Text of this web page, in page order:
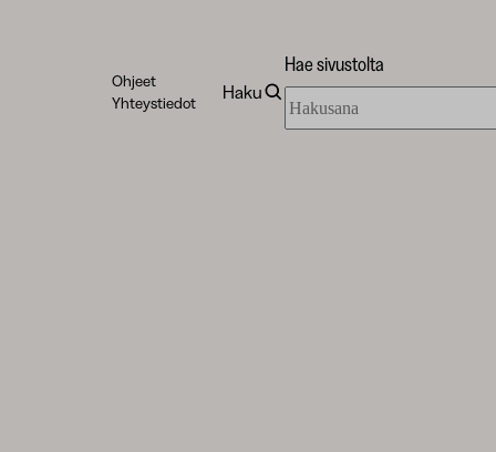
Ohjeet
Yhteystiedot
Haku
Hae sivustolta
sivustolta